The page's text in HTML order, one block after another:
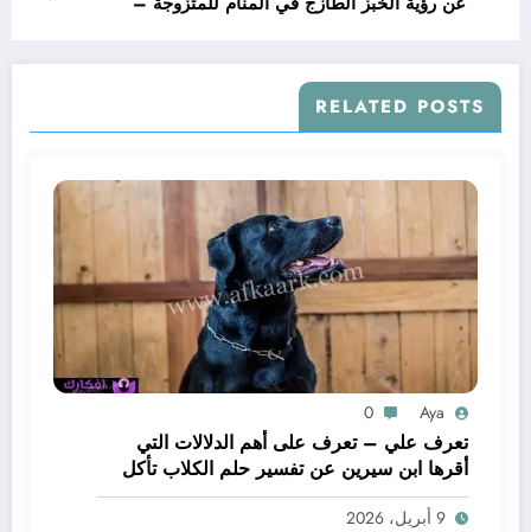
RELATED POSTS
Aya
0
تعرف علي – تعرف على أهم الدلالات التي
أقرها ابن سيرين عن تفسير حلم الكلاب تأكل
لحم – بالتفصيل
9 أبريل، 2026